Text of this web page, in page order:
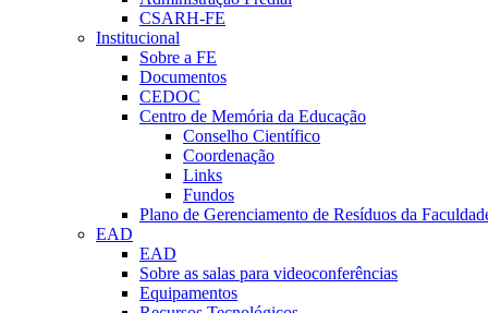
CSARH-FE
Institucional
Sobre a FE
Documentos
CEDOC
Centro de Memória da Educação
Conselho Científico
Coordenação
Links
Fundos
Plano de Gerenciamento de Resíduos da
EAD
EAD
Sobre as salas para videoconferências
Equipamentos